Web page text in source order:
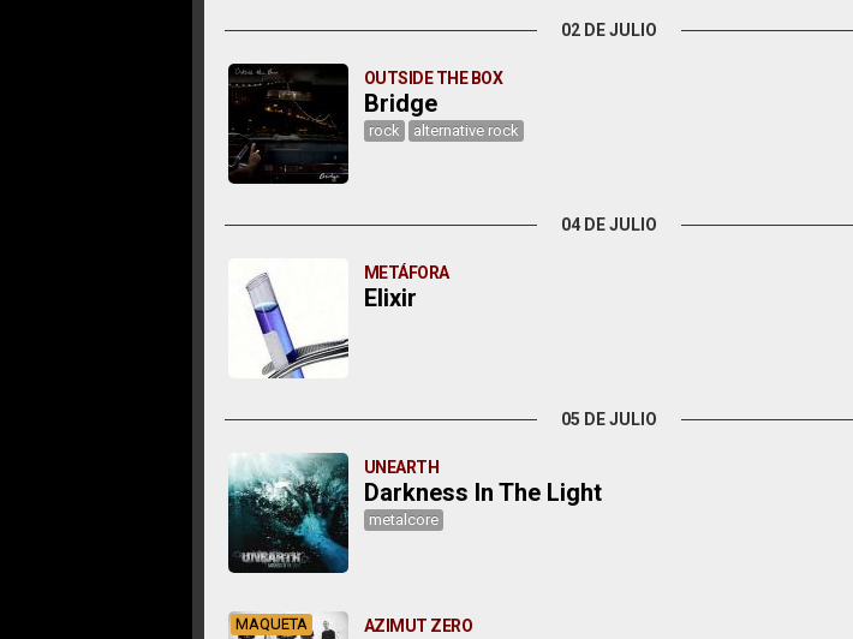
02 DE JULIO
OUTSIDE THE BOX
Bridge
rock alternative rock
04 DE JULIO
METÁFORA
Elixir
05 DE JULIO
UNEARTH
Darkness In The Light
metalcore
MAQUETA AZIMUT ZERO